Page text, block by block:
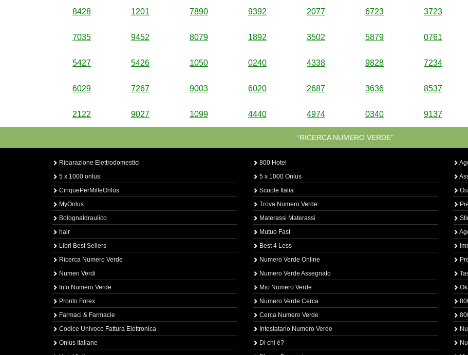
8428 1201 7890 9392 2077 6723 3723
7035 9452 8079 1892 3502 5879 0761
5427 5426 1050 0240 4338 9828 7234
6029 7267 9003 6020 2687 3636 8537
2122 9027 1099 4440 4974 0340 9137
“RICERCA NUMERO VERDE”
Riparazione Elettrodomestici
5 x 1000 onlus
CinquePerMilleOnlus
MyOnlus
BolognaIdraulico
hair
Libri Best Sellers
Ricerca Numero Verde
Numeri Verdi
Info Numero Verde
Pronto Forex
Farmaci & Farmacie
Codice Univoco Fattura Elettronica
Onlus Italiane
800 Hotel
5 x 1000 Onlus
Scuole Italia
Trova Numero Verde
Materassi Materassi
Mutuo Fast
Best 4 Less
Numero Verde Online
Numero Verde Assegnato
Mio Numero Verde
Numero Verde Cerca
Cerca Numero Verde
Intestatario Numero Verde
Di chi è?